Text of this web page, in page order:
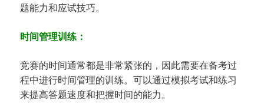
题能力和应试技巧。
时间管理训练：
竞赛的时间通常都是非常紧张的，因此需要在备考过
程中进行时间管理的训练。可以通过模拟考试和练习
来提高答题速度和把握时间的能力。